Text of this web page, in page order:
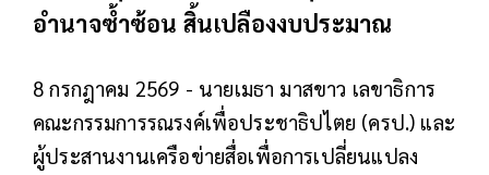
อำนาจซ้ำซ้อน สิ้นเปลืองงบประมาณ
8 กรกฎาคม 2569 - นายเมธา มาสขาว เลขาธิการ
คณะกรรมการรณรงค์เพื่อประชาธิปไตย (ครป.) และ
ผู้ประสานงานเครือข่ายสื่อเพื่อการเปลี่ยนแปลง